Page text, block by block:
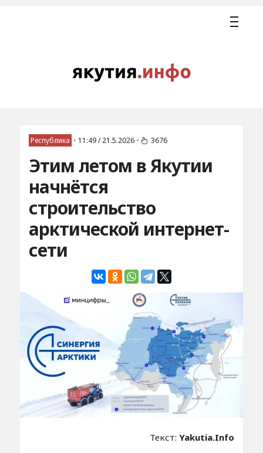
Республика • 11:49 / 21.5.2026 • 3676
Этим летом в Якутии
начнётся
строительство
арктической интернет-
сети
Текст:Yakutia.Info